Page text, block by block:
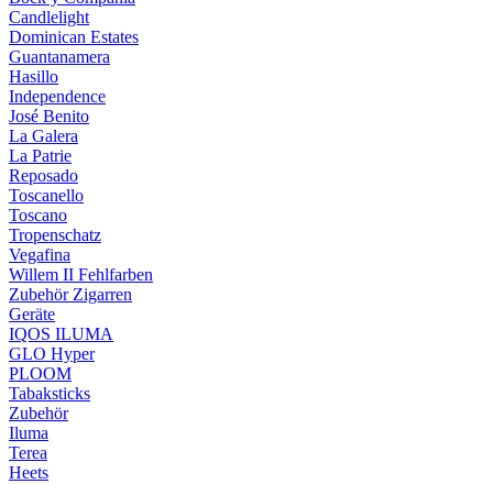
Candlelight
Dominican Estates
Guantanamera
Hasillo
Independence
José Benito
La Galera
La Patrie
Reposado
Toscanello
Toscano
Tropenschatz
Vegafina
Willem II Fehlfarben
Zubehör Zigarren
Geräte
IQOS ILUMA
GLO Hyper
PLOOM
Tabaksticks
Zubehör
Iluma
Terea
Heets